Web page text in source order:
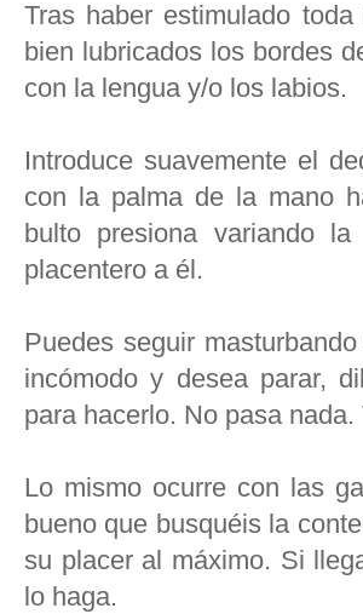
Tras haber estimulado
bien lubricados los bordes
con la lengua y/o los labios.
Introduce suavemente el
con la palma de la mano
bulto presiona variando
placentero a él.
Puedes seguir
incómodo y desea parar,
para hacerlo. No pasa
Lo mismo ocurre con las
bueno que busquéis la
su placer al máximo. Si
lo haga.